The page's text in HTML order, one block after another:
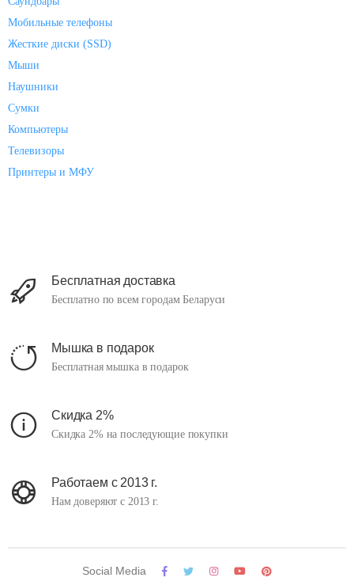
Мобильные телефоны
Жесткие диски (SSD)
Мыши
Наушники
Сумки
Компьютеры
Телевизоры
Принтеры и МФУ
Бесплатная доставка
Бесплатно по всем городам Беларуси
Мышка в подарок
Бесплатная мышка в подарок
Скидка 2%
Скидка 2% на последующие покупки
Работаем с 2013 г.
Нам доверяют с 2013 г.
Social Media